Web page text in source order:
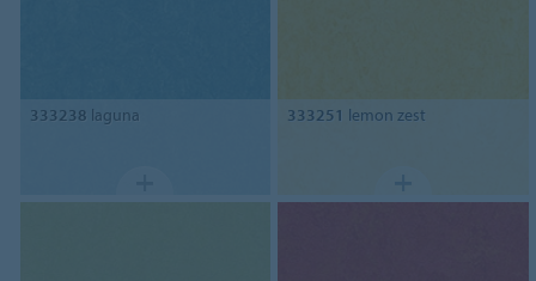
333238 laguna 333251 lemon zest